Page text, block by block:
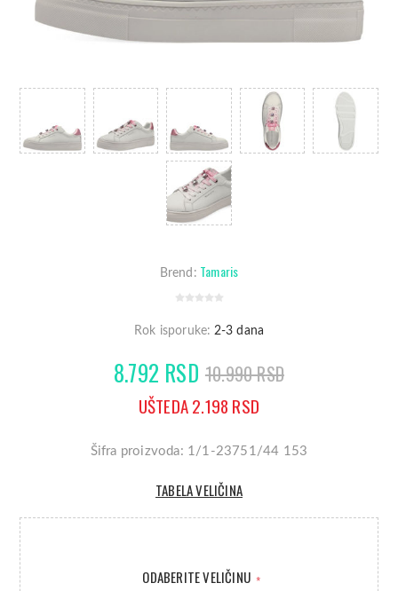
Brend: Tamaris
Rok isporuke: 2-3 dana
8.792 RSD 10.990 RSD
UŠTEDA 2.198 RSD
Šifra proizvoda: 1/1-23751/44 153
TABELA VELIČINA
ODABERITE VELIČINU *